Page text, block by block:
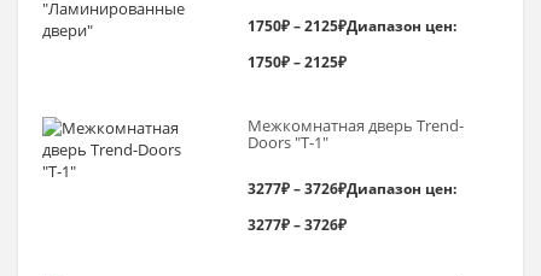
1750₽–2125₽Диапазон цен:
1750₽ – 2125₽
Межкомнатная дверь Trend-
Doоrs "Т-1"
3277₽–3726₽Диапазон цен:
3277₽ – 3726₽